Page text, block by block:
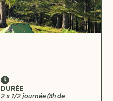
DURÉE
2 x 1/2 journée (3h de